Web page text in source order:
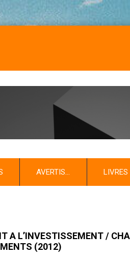
AVERTIS… LIVRES
A L’INVESTISSEMENT /
(2012)